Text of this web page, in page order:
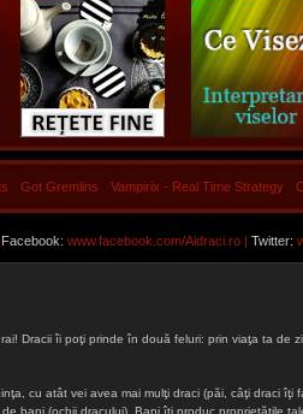
Got Gremlins Vampirix - Real Time Strategy
Facebook: www.facebook.com/Aidraci.ro| Twitter:
Dracii îi poţi prinde în două feluri: prin viaţa ta de
cu atât vei avea mai mulţi draci (păi, câţi draci îţi
bani (ochii dracului). Bani îţi produc proprietăţile